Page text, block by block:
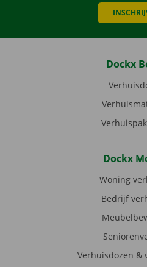
Dockx
Dockx
Woning
Bedrijf
Verhuisdozen &